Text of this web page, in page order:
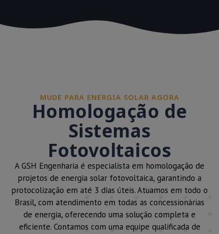
MUDE PARA ENERGIA SOLAR AGORA
Homologação de
Sistemas
Fotovoltaicos
A GSH Engenharia é especialista em homologação de
projetos de energia solar fotovoltaica, garantindo a
protocolização em até 3 dias úteis. Atuamos em todo o
Brasil, com atendimento em todas as concessionárias
de energia, oferecendo uma solução completa e
eficiente. Contamos com uma equipe qualificada de